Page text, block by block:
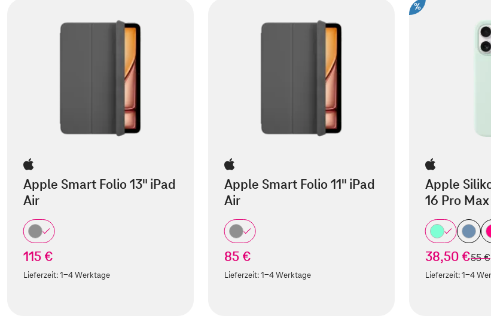
Apple Smart Folio 13" iPad
Air
115 €
Lieferzeit:1-4 Werktage
Apple Smart Folio 11" iPad
Air
85 €
Lieferzeit:1-4 Werktage
%
Apple
16 Pro Max
38,50 €statt
55 €
Lieferzeit:1-4